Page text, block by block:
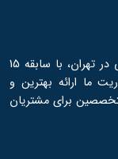
امداد آی.پی، نمایندگی مجاز تعمیرات لوازم خانگی در تهران، با سابقه 15
ما ارائه بهترین و
برای مشتریان